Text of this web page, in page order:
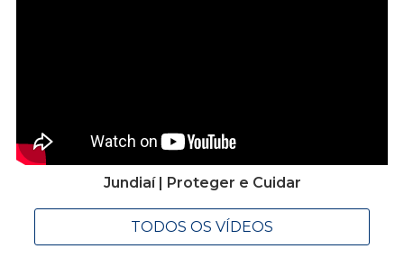
Jundiaí | Proteger e Cuidar
TODOS OS VÍDEOS